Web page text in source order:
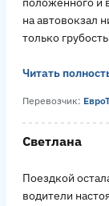
на автовокзал
только
Читать
Перевозчик:
Светлана
Поездкой
водители